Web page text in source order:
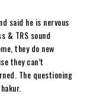
said he is nervous
& TRS sound
they do new
they can’t
The questioning